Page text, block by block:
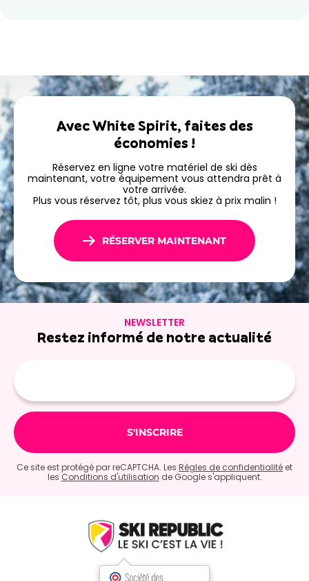
snowboard à Auron avec Ski Republic White Spirit et
profitez simplement de votre séjour sur les pistes.
Avec White Spirit, faites des
économies !
Réservez en ligne votre matériel de ski dès
maintenant, votre équipement vous attendra prêt à
votre arrivée.
Plus vous réservez tôt, plus vous skiez à prix malin !
RÉSERVER MAINTENANT
NEWSLETTER
Restez informé de notre actualité
mail
Ce site est protégé par reCAPTCHA. Les Règles de confidentialité et
les Conditions d'utilisation de Google s'appliquent.